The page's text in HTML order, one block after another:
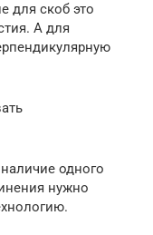
для скоб это
А для
одного
нужно